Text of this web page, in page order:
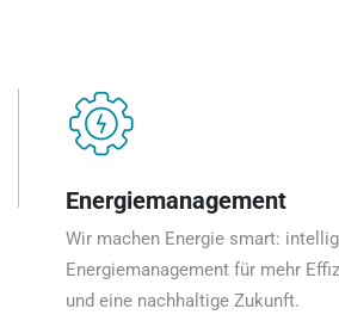
Energiemanagement
Wir machen Energie smart:
Energiemanagement für mehr
und eine nachhaltige Zukunft.